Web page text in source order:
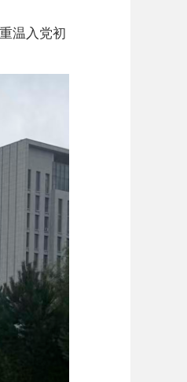
温入党初